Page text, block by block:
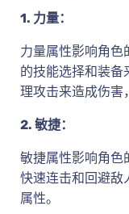
1. 力量：
力量属性影响角色
的技能选择和装备
理攻击来造成伤害
2. 敏捷：
敏捷属性影响角色
快速连击和回避敌
属性。